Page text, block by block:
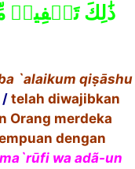
ذَٰلِكَ تَخۡفِيفٞ
`alaikum qiṣāshu
telah diwajibkan
Orang merdeka
dengan
ūfi wa adã-un